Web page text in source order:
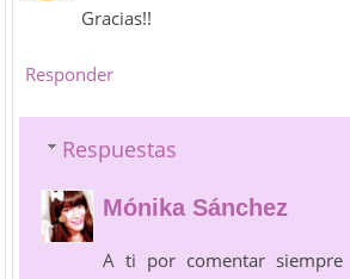
Gracias!!
Responder
Respuestas
Mónika Sánchez
A ti por comentar siempre